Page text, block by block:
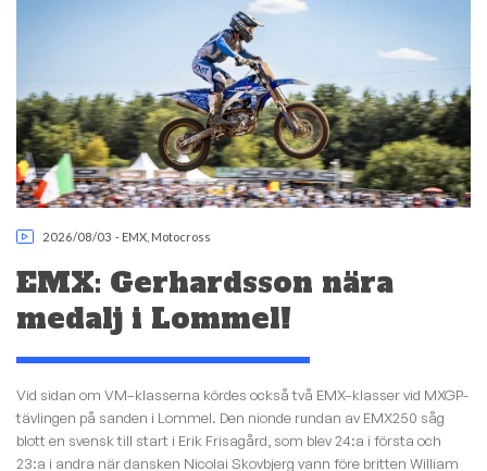
2026/08/03 - EMX Motocross
EMX: Gerhardsson nära
medalj i Lommel!
Vid sidan om VM–klasserna kördes också två EMX–klasser vid MXGP-
tävlingen på sanden i Lommel. Den nionde rundan av EMX250 såg
blott en svensk till start i Erik Frisagård, som blev 24:a i första och
23:a i andra när dansken Nicolai Skovbjerg vann före britten William